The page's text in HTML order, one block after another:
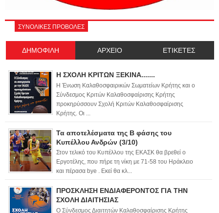
ΣΥΝΟΛΙΚΕΣ ΠΡΟΒΟΛΕΣ
ΔΗΜΟΦΙΛΗ ΑΡΧΕΙΟ ΕΤΙΚΕΤΕΣ
Η ΣΧΟΛΗ ΚΡΙΤΩΝ ΞΕΚΙΝΑ.......
Η Ένωση Καλαθοσφαιρικών Σωματείων Κρήτης και ο
Σύνδεσμος Κριτών Καλαθοσφαίρισης Κρήτης
προκηρύσσουν Σχολή Κριτών Καλαθοσφαίρισης
Κρήτης. Οι ...
Τα αποτελέσματα της Β φάσης του
Κυπέλλου Ανδρών (3/10)
Στον τελικό του Κυπέλλου της ΕΚΑΣΚ θα βρεθεί ο
Εργοτέλης, που πήρε τη νίκη με 71-58 του Ηράκλειο
και πέρασα bye . Εκεί θα κλ...
ΠΡΟΣΚΛΗΣΗ ΕΝΔΙΑΦΕΡΟΝΤΟΣ ΓΙΑ ΤΗΝ
ΣΧΟΛΗ ΔΙΑΙΤΗΣΙΑΣ
Ο Σύνδεσμος Διαιτητών Καλαθοσφαίρισης Κρήτης